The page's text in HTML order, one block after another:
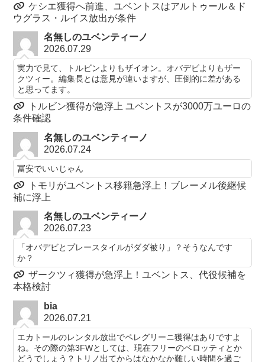
ケシエ獲得へ前進、ユベントスはアルトゥール＆ド
ウグラス・ルイス放出が条件
名無しのユベンティーノ
2026.07.29
実力で見て、トルビンよりもザイオン。オバデビよりもザー
クツィー。編集長とは意見が違いますが、圧倒的に差がある
と思ってます。
トルビン獲得が急浮上 ユベントスが3000万ユーロの
条件確認
名無しのユベンティーノ
2026.07.24
冨安でいいじゃん
トモリがユベントス移籍急浮上！ブレーメル後継候
補に浮上
名無しのユベンティーノ
2026.07.23
「オバデビとプレースタイルがダダ被り」？そうなんです
か？
ザークツィ獲得が急浮上！ユベントス、代役候補を
本格検討
bia
2026.07.21
エカトールのレンタル放出でペレグリーニ獲得はありですよ
ね。その際の第3FWとしては、現在フリーのベロッティとか
どうでしょう？トリノ出てからはなかなか難しい時間を過ご